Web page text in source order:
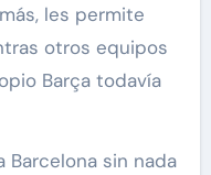
les permite
otros equipos
Barça todavía
Barcelona sin nada